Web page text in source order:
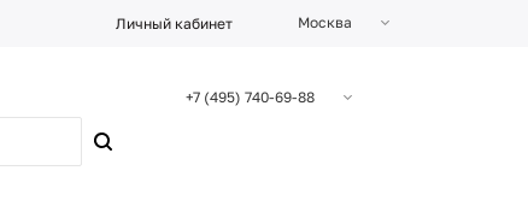
Личный кабинет Москва
+7 (495) 740-69-88